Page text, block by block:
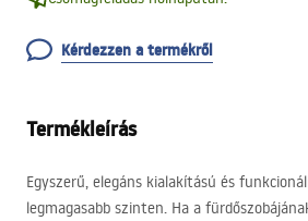
Kérdezzen a termékről
Termékleírás
Egyszerű, elegáns kialakítású és
legmagasabb szinten. Ha a